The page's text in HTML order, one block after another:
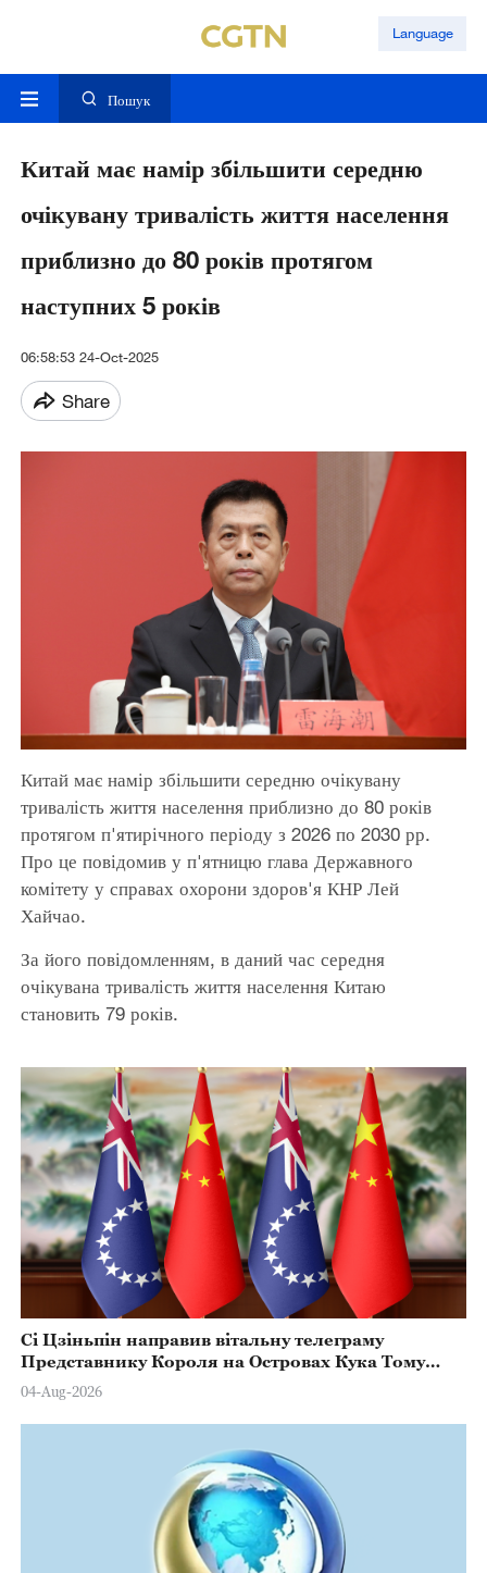
Language
Пошук
Китай має намір збільшити середню
очікувану тривалість життя населення
приблизно до 80 років протягом
наступних 5 років
06:58:53 24-Oct-2025
Share
Китай має намір збільшити середню очікувану
тривалість життя населення приблизно до 80 років
протягом п'ятирічного періоду з 2026 по 2030 рр.
Про це повідомив у п'ятницю глава Державного
комітету у справах охорони здоров'я КНР Лей
Хайчао.
За його повідомленням, в даний час середня
очікувана тривалість життя населення Китаю
становить 79 років.
Сі Цзіньпін направив вітальну телеграму
Представнику Короля на Островах Кука Тому
Марстерсу з нагоди Дня Конституції
04-Aug-2026